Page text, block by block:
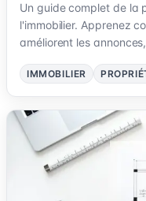
Un guide complet de la
l'immobilier. Apprenez
améliorent les
IMMOBILIER